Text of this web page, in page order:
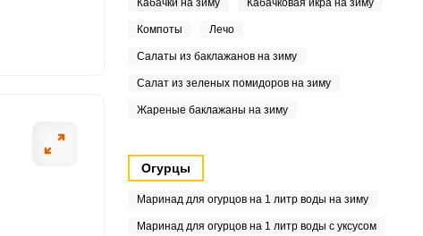
Кабачки на зиму Кабачковая икра на зиму
Компоты Лечо
Салаты из баклажанов на зиму
Салат из зеленых помидоров на зиму
Жареные баклажаны на зиму
Огурцы
Маринад для огурцов на 1 литр воды на зиму
Маринад для огурцов на 1 литр воды с уксусом